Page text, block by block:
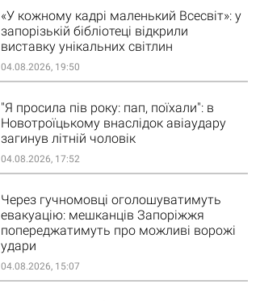
«У кожному кадрі маленький Всесвіт»: у
запорізькій бібліотеці відкрили
виставку унікальних світлин
04.08.2026, 19:50
"Я просила пів року: пап, поїхали": в
Новотроїцькому внаслідок авіаудару
загинув літній чоловік
04.08.2026, 17:52
Через гучномовці оголошуватимуть
евакуацію: мешканців Запоріжжя
попереджатимуть про можливі ворожі
удари
04.08.2026, 15:07